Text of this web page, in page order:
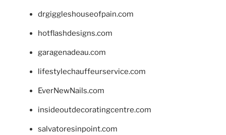
drgiggleshouseofpain.com
hotflashdesigns.com
garagenadeau.com
lifestylechauffeurservice.com
EverNewNails.com
insideoutdecoratingcentre.com
salvatoresinpoint.com